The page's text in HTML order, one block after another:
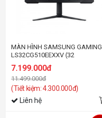
MÀN HÌNH SAMSUNG GAMING
LS32CG510EEXXV (32
7.199.000đ
11.499.000đ
(Tiết kiệm: 4.300.000đ)
Liên hệ